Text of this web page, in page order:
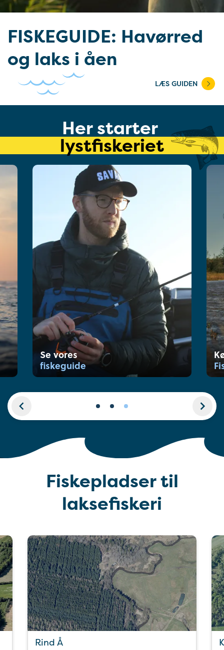
FISKEGUIDE: Havørred
og laks i åen
LÆS GUIDEN
Her starter
lystfiskeriet
Se vores
fiskeguide
Fiskepladser til
laksefiskeri
Rind Å